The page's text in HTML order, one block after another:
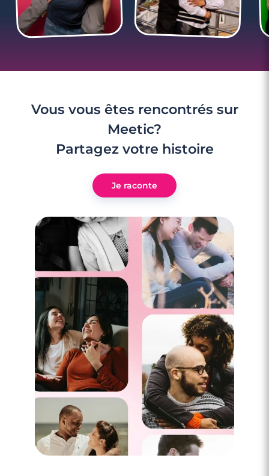
Sujets de conversation avec une fille : de
quoi faut-il parler ?
2 minutes
Comment répondre à un je t'aime ?
Vous vous êtes rencontrés sur
Meetic?
Partagez votre histoire
Je raconte